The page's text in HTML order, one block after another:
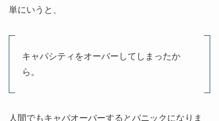
単にいうと、
キャパシティをオーバーしてしまったか
ら 。
人間でもキャパオーバーするとパニックになりま